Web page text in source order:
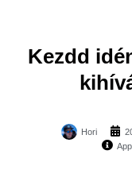
Kezdd
Hori